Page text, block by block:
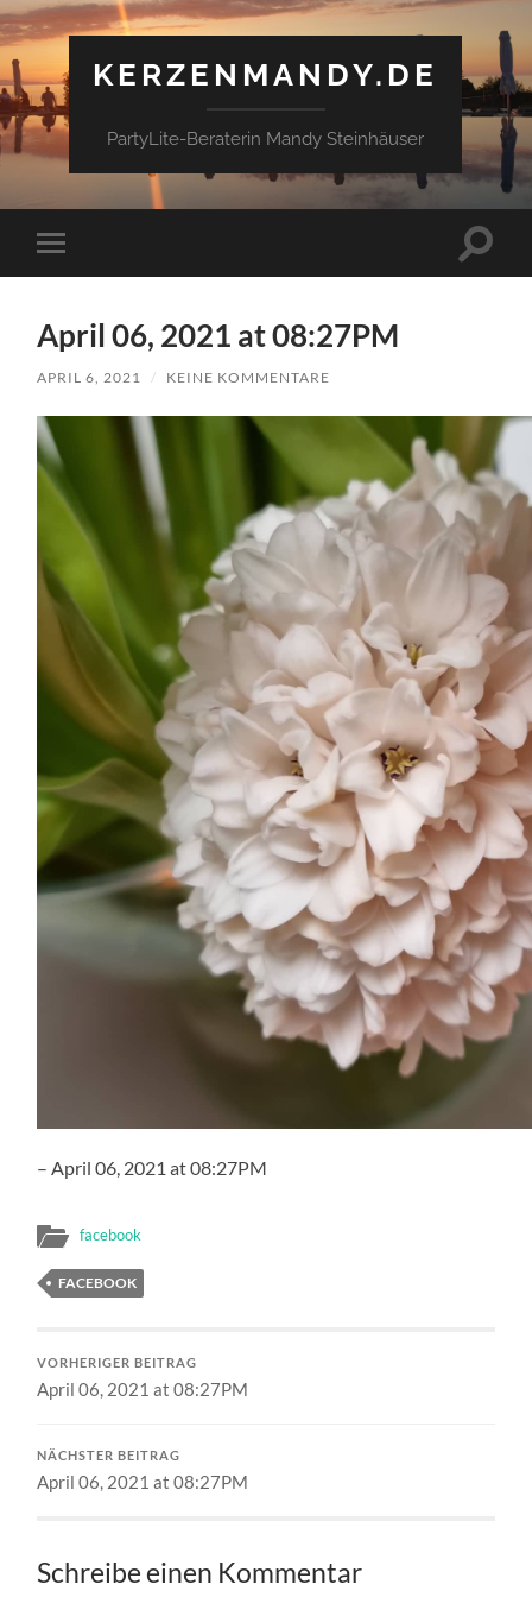
KERZENMANDY.DE
PartyLite-Beraterin Mandy Steinhäuser
Mobile-
Menü
April 06, 2021 at 08:27PM
APRIL 6, 2021 / KEINE KOMMENTARE
– April 06, 2021 at 08:27PM
facebook
FACEBOOK
VORHERIGER BEITRAG
April 06, 2021 at 08:27PM
NÄCHSTER BEITRAG
April 06, 2021 at 08:27PM
Schreibe einen Kommentar